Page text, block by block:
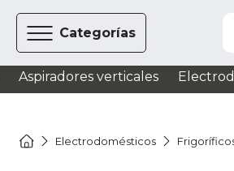
Categorías
Aspiradores verticales
Electrodomésticos